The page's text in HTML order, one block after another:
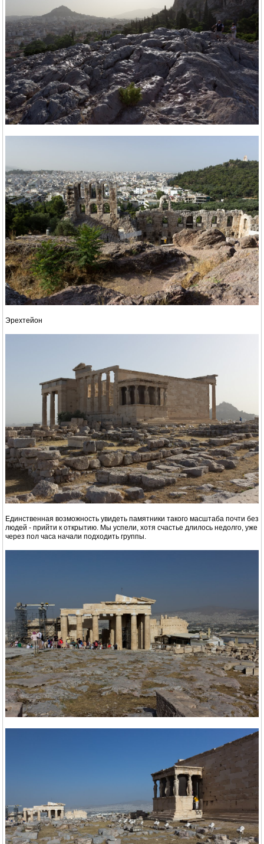
Эрехтейон
Единственная возможность увидеть памятники такого масштаба почти без
людей - прийти к открытию. Мы успели, хотя счастье длилось недолго, уже
через пол часа начали подходить группы.